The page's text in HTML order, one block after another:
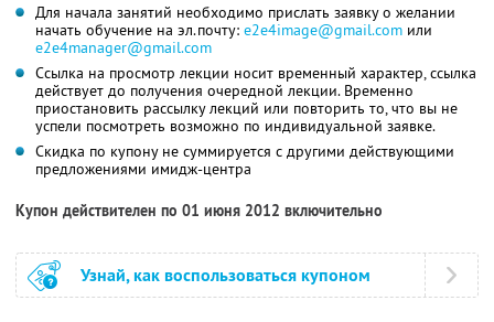
Для начала занятий необходимо прислать заявку о желании
начать обучение на эл.почту: е2е4image@gmail.com или
e2e4manager@gmail.com
Ссылка на просмотр лекции носит временный характер, ссылка
действует до получения очередной лекции. Временно
приостановить рассылку лекций или повторить то, что вы не
успели посмотреть возможно по индивидуальной заявке.
Скидка по купону не суммируется с другими действующими
предложениями имидж-центра
Купон действителен по 01 июня 2012 включительно
Узнай, как воспользоваться купоном